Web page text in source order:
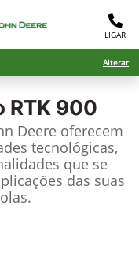
LIGAR
Alterar
RTK 900
Deere oferecem
tecnológicas,
que se
das suas